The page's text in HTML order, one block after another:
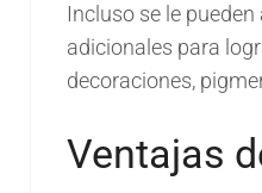
Incluso se le
adicionales para
decoraciones,
Ventajas